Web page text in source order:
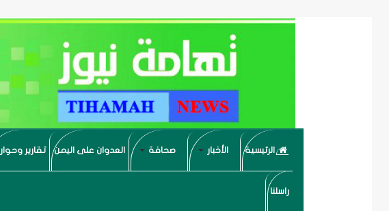
الرئيسية الأخبار صحافة العدوان على اليمن تقارير
راسلنا